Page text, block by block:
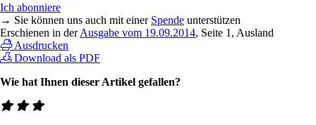
Ich abonniere
→ Sie können uns auch mit einer Spende unterstützen
Erschienen in derAusgabe vom 19.09.2014, Seite 1, Ausland
Ausdrucken
Download als PDF
Wie hat Ihnen dieser Artikel gefallen?